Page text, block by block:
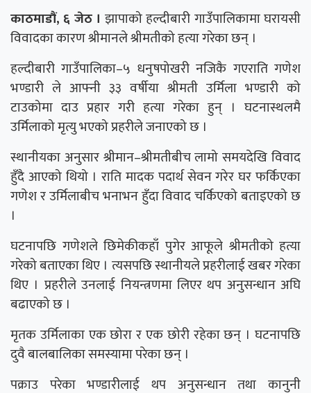
काठमाडौं, ६ जेठ । झापाको हल्दीबारी गाउँपालिकामा घरायसी
विवादका कारण श्रीमानले श्रीमतीको हत्या गरेका छन् ।
हल्दीबारी गाउँपालिका–५ धनुषपोखरी नजिकै गएराति गणेश
भण्डारी ले आफ्नी ३३ वर्षीया श्रीमती उर्मिला भण्डारी को
टाउकोमा दाउ प्रहार गरी हत्या गरेका हुन् । घटनास्थलमै
उर्मिलाको मृत्यु भएको प्रहरीले जनाएको छ ।
स्थानीयका अनुसार श्रीमान–श्रीमतीबीच लामो समयदेखि विवाद
हुँदै आएको थियो । राति मादक पदार्थ सेवन गरेर घर फर्किएका
गणेश र उर्मिलाबीच भनाभन हुँदा विवाद चर्किएको बताइएको छ
।
घटनापछि गणेशले छिमेकीकहाँ पुगेर आफूले श्रीमतीको हत्या
गरेको बताएका थिए । त्यसपछि स्थानीयले प्रहरीलाई खबर गरेका
थिए । प्रहरीले उनलाई नियन्त्रणमा लिएर थप अनुसन्धान अघि
बढाएको छ ।
मृतक उर्मिलाका एक छोरा र एक छोरी रहेका छन् । घटनापछि
दुवै बालबालिका समस्यामा परेका छन् ।
पक्राउ परेका भण्डारीलाई थप अनुसन्धान तथा कानुनी